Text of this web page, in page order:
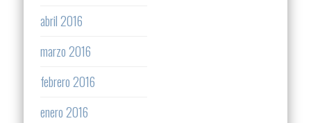
abril 2016
marzo 2016
febrero 2016
enero 2016